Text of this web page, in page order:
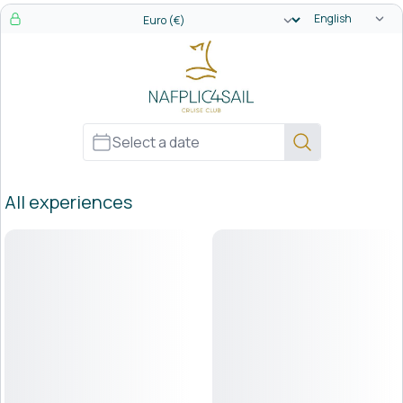
Currency selector Language
All experiences